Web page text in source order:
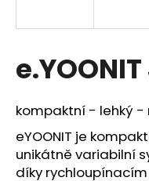
kompaktní - lehký
eYOONIT je
unikátně variabilní
díky
í
t
?